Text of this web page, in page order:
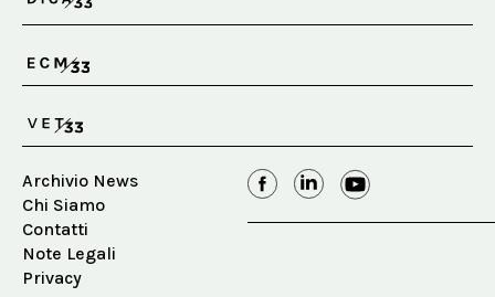
Archivio News
Chi Siamo
Contatti
Note Legali
Privacy